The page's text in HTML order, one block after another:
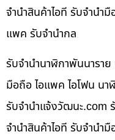
จำนำสินค้าไอที รับจำนำ
แพค รับจำนำกล
รับจำนำนาฬิกาพันนาราย
มือถือ ไอแพค ไอโฟน นา
รับจํานําแจ้งวัฒนะ.com
จำนำสินค้าไอที รับจำนำ